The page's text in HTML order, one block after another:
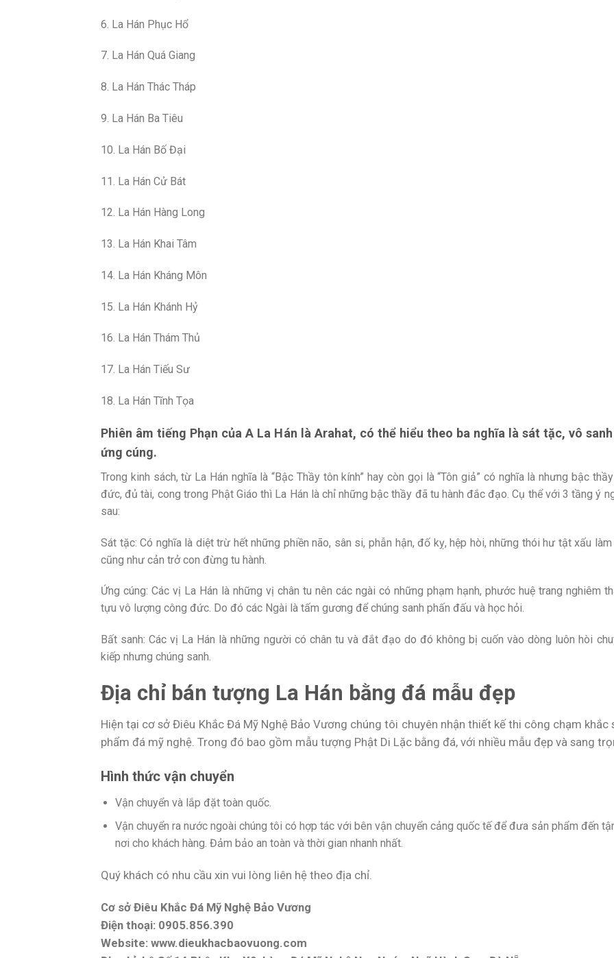
6. La Hán Phục Hổ
7. La Hán Quá Giang
8. La Hán Thác Tháp
9. La Hán Ba Tiêu
10. La Hán Bố Đại
11. La Hán Cử Bát
12. La Hán Hàng Long
13. La Hán Khai Tâm
14. La Hán Kháng Môn
15. La Hán Khánh Hỷ
16. La Hán Thám Thủ
17. La Hán Tiếu Sư
18. La Hán Tĩnh Tọa
Phiên âm tiếng Phạn của A La Hán là Arahat, có thể hiểu theo ba nghĩa là sát tặc, vô
ứng cúng.
Trong kinh sách, từ La Hán nghĩa là “Bậc Thầy tôn kính” hay còn gọi là “Tôn giả” có nghĩa là nhưng bậc
đức, đủ tài, cong trong Phật Giáo thì La Hán là chỉ những bậc thầy đã tu hành đắc đạo. Cụ thể với 3 tầng ý
sau:
Sát tặc: Có nghĩa là diệt trừ hết những phiền não, sân si, phẫn hận, đố kỵ, hệp hòi, những thói hư tật xấu
cũng như cản trở con đừng tu hành.
Ứng cúng: Các vị La Hán là những vị chân tu nên các ngài có những phạm hạnh, phước huệ trang nghiêm
tựu vô lượng công đức. Do đó các Ngài là tấm gương để chúng sanh phấn đấu và học hỏi.
Bất sanh: Các vị La Hán là những người có chân tu và đắt đạo do đó không bị cuốn vào dòng luôn hòi
kiếp nhưng chúng sanh.
Địa chỉ bán tượng La Hán bằng đá mẫu đẹp
Hiện tại cơ sở Điêu Khắc Đá Mỹ Nghệ Bảo Vương chúng tôi chuyên nhận thiết kế thi công chạm khắc
phẩm đá mỹ nghệ. Trong đó bao gồm mẫu tượng Phật Di Lặc bằng đá, với nhiều mẫu đẹp và sang
Hình thức vận chuyển
Vận chuyển và lắp đặt toàn quốc.
Vận chuyển ra nước ngoài chúng tôi có hợp tác với bên vận chuyển cảng quốc tế để đưa sản phẩm đến
nơi cho khách hàng. Đảm bảo an toàn và thời gian nhanh nhất.
Quý khách có nhu cầu xin vui lòng liên hệ theo địa chỉ.
Cơ sở Điêu Khắc Đá Mỹ Nghệ Bảo Vương
Điện thoại: 0905.856.390
Website: www.dieukhacbaovuong.com